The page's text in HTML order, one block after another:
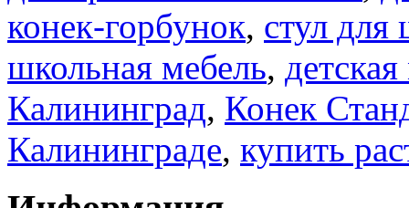
конек-горбунок, стул для
школьная мебель,
Калининград, Конек
Калининграде, купить